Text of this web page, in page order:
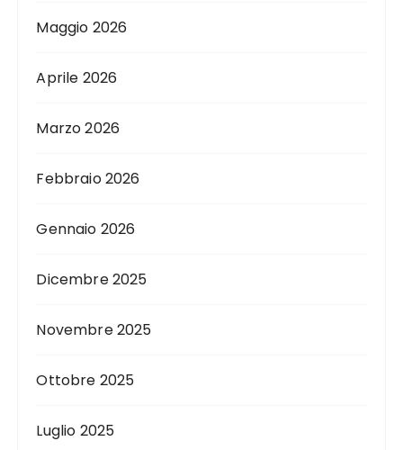
Maggio 2026
Aprile 2026
Marzo 2026
Febbraio 2026
Gennaio 2026
Dicembre 2025
Novembre 2025
Ottobre 2025
Luglio 2025